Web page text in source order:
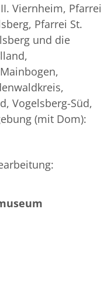
Viernheim, Pfarrei
Pfarrei St.
und die
Vogelsberg-Süd,
(mit Dom):